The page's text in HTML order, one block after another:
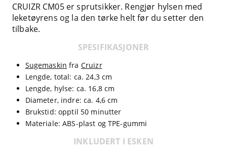
CRUIZR CM05 er sprutsikker. Rengjør hylsen med
leketøyrens og la den tørke helt før du setter den
tilbake.
SPESIFIKASJONER
Sugemaskin fra Cruizr
Lengde, total: ca. 24,3 cm
Lengde, hylse: ca. 16,8 cm
Diameter, indre: ca. 4,6 cm
Brukstid: opptil 50 minutter
Materiale: ABS-plast og TPE-gummi
INKLUDERT I ESKEN